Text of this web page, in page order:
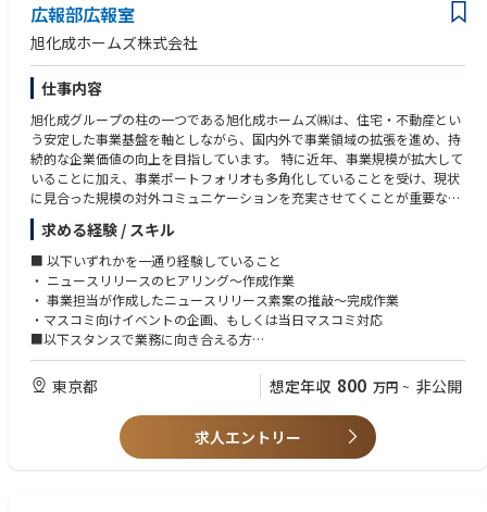
【想定されるキャリアパス】
・IR実務の高度化・標準化を担う専門人材としてキャリアを積めるポジシ
ョン
掲載アプローチ
取材対応
メディア関係者との関係構築
5) その他PR施策の実行
販売促進（マーケティング）部門との連携
SNS発信対応
危機管理対応
■社内広報
1)経営メッセージの浸透戦略の策定と実行
2)社内報の取材と記事作成
■経営戦略室
部門人員数 13名（男性5名、女性8名）
┗広報チーム：4名（マネジャー1名含む）
自ら学び、提案して仕掛けていくことで、自律して動ける方にとっても馴
染みやすい環境です。
・経営陣とコミュニケーションを取りつつ、主導的な広報PR戦略の策定が
・経営戦略室（経営企画・IR・投資・Webブランディング）・各チームと
下記のいずれかの経験がある方は、即戦力として厚遇します。
・BtoB業界でのマーケティング経験（3年以上）
・プレイングマネジャーとしてのマネジメント経験（1年以上）
・ソーシャルメディア、Webメディアなどデジタルマーケティング知識、
編集、コンテンツ企画経験
・資格：PRプランナー
【求める人物像】
ビジネス情勢・テクノロジー・法令制定／改正・世界の社会情勢など、常
に最新の動向にアンテナを張り、適宜、広報戦略の中に取り入れる視点を
期待します。
・自ら問題を洗い出して課題を設定し、課題遂行も自走して動いていける
アクティブマインド（プロアクティング）をもった方
・企業の成長に応じたブランドコミュニケーション体制の構築/強化を推
進いただける方
・経営層、現場社員、外部ステークホルダーと良好なコミュニケーション
を取り、業務を推進できる方
自身の成果だけでなく周囲の成果をサポートできる方
広報部広報室
旭化成ホームズ株式会社
仕事内容
旭化成グループの柱の一つである旭化成ホームズ㈱は、住宅・不動産とい
う安定した事業基盤を軸としながら、国内外で事業領域の拡張を進め、持
続的な企業価値の向上を目指しています。 特に近年、事業規模が拡大して
いることに加え、事業ポートフォリオも多角化していることを受け、現状
に見合った規模の対外コミュニケーションを充実させてくことが重要なテ
ーマとなっています。
今回募集するポジションでは、中長期スパンでのコーポレート広報体制拡
充を実現するために、ご自身の経験を活かしつつベテラン広報社員から学
び、研鑽を積んでいただくことで成長していく若手人財の役割を担ってい
ただきます。
業務においては、グループ内各事業担当との意思疎通を図り、適切なタイ
ミングで効果的な対外発表を実施していき、報道関係者との良好な関係を
当初はベテラン社員とのOJTを前提に、ニュースリリースの作成～公開、
決算説明会を含む各種報道向けイベントの企画～開催、日常の報道等から
の問い合わせ対応、およびリスク対応などを行っていただきます。
求める経験 / スキル
■ 以下いずれかを一通り経験していること
・ ニュースリリースのヒアリング～作成作業
・ 事業担当が作成したニュースリリース素案の推敲～完成作業
・マスコミ向けイベントの企画、もしくは当日マスコミ対応
■以下スタンスで業務に向き合える方
・これまでのやり方だけにこだわらず、新しい環境において自ら学び自ら
行動できる方
東京都 想定年収 800 万円 ~ 非公開
求人エントリー